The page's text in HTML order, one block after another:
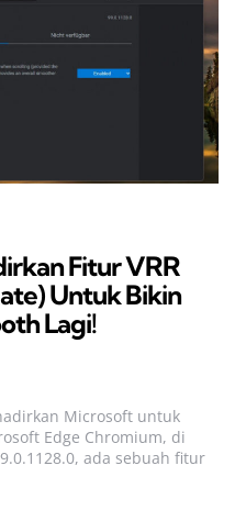
Fitur VRR
Untuk Bikin
Lagi!
Microsoft untuk
Edge Chromium, di
ada sebuah fitur